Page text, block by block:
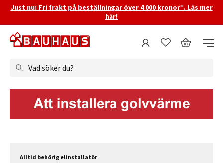
Just nu: Fri frakt på beställningar över 4 000 kronor*. Läs mer
här!
Vad söker du?
Alltid behörig elinstallatör